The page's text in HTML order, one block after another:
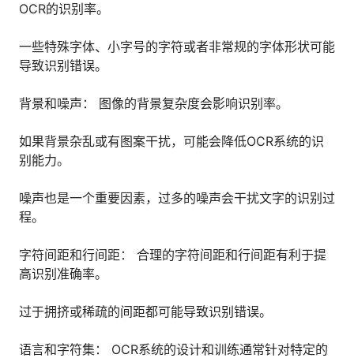
OCR的识别率。
一些特殊字体、小字号的字符或者非常规的字体形状可能
导致识别错误。
背景和噪声： 图像的背景复杂度会影响识别率。
如果背景杂乱或有图案干扰，可能会降低OCR系统的识
别能力。
噪声也是一个重要因素，过多的噪声会干扰文字的识别过
程。
字符间距和行间距： 合理的字符间距和行间距有利于提
高识别准确率。
过于拥挤或稀疏的间距都可能导致识别错误。
语言和字符集： OCR系统的设计和训练通常针对特定的